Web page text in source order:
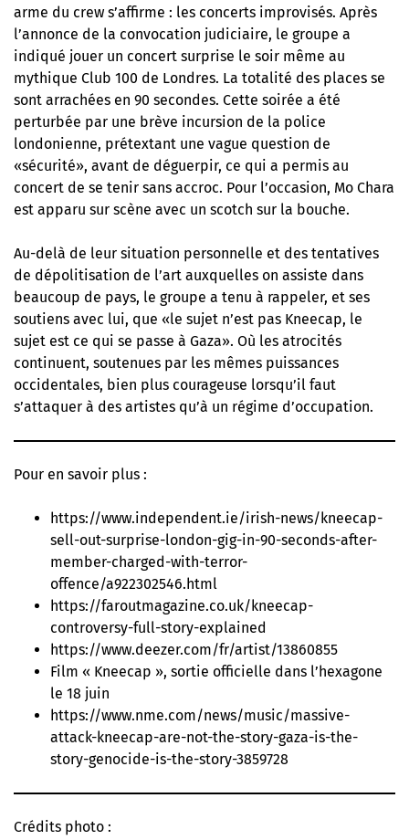
arme du crew s’affirme : les concerts improvisés. Après
l’annonce de la convocation judiciaire, le groupe a
indiqué jouer un concert surprise le soir même au
mythique Club 100 de Londres. La totalité des places se
sont arrachées en 90 secondes. Cette soirée a été
perturbée par une brève incursion de la police
londonienne, prétextant une vague question de
«sécurité», avant de déguerpir, ce qui a permis au
concert de se tenir sans accroc. Pour l’occasion, Mo Chara
est apparu sur scène avec un scotch sur la bouche.
Au-delà de leur situation personnelle et des tentatives
de dépolitisation de l’art auxquelles on assiste dans
beaucoup de pays, le groupe a tenu à rappeler, et ses
soutiens avec lui, que «le sujet n’est pas Kneecap, le
sujet est ce qui se passe à Gaza». Où les atrocités
continuent, soutenues par les mêmes puissances
occidentales, bien plus courageuse lorsqu’il faut
s’attaquer à des artistes qu’à un régime d’occupation.
Pour en savoir plus :
https://www.independent.ie/irish-news/kneecap-
sell-out-surprise-london-gig-in-90-seconds-after-
member-charged-with-terror-
offence/a922302546.html
https://faroutmagazine.co.uk/kneecap-
controversy-full-story-explained
https://www.deezer.com/fr/artist/13860855
Film « Kneecap », sortie officielle dans l’hexagone
le 18 juin
https://www.nme.com/news/music/massive-
attack-kneecap-are-not-the-story-gaza-is-the-
story-genocide-is-the-story-3859728
Crédits photo :